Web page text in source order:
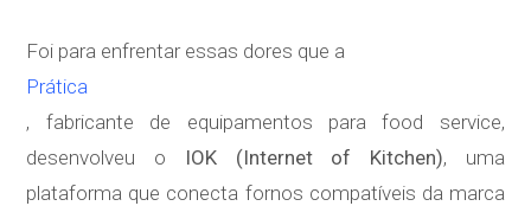
Foi para enfrentar essas dores que a
Prática
, fabricante de equipamentos para food service,
desenvolveu o
IOK (Internet of Kitchen), uma
plataforma que conecta fornos compatíveis da marca